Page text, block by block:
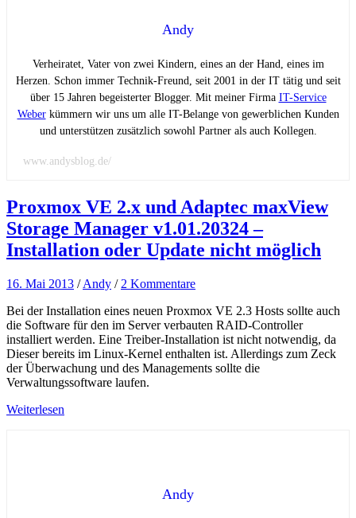
Andy
Verheiratet, Vater von zwei Kindern, eines an der Hand, eines im
Herzen. Schon immer Technik-Freund, seit 2001 in der IT tätig und seit
über 15 Jahren begeisterter Blogger. Mit meiner Firma IT-Service
Weberkümmern wir uns um alle IT-Belange von gewerblichen Kunden
und unterstützen zusätzlich sowohl Partner als auch Kollegen.
www.andysblog.de/
Proxmox VE 2.x und Adaptec maxView
Storage Manager v1.01.20324 –
Installation oder Update nicht möglich
16. Mai 2013 /Andy / 2 Kommentare
Bei der Installation eines neuen Proxmox VE 2.3 Hosts sollte auch
die Software für den im Server verbauten RAID-Controller
installiert werden. Eine Treiber-Installation ist nicht notwendig, da
Dieser bereits im Linux-Kernel enthalten ist. Allerdings zum Zeck
der Überwachung und des Managements sollte die
Verwaltungssoftware laufen.
Weiterlesen
Andy